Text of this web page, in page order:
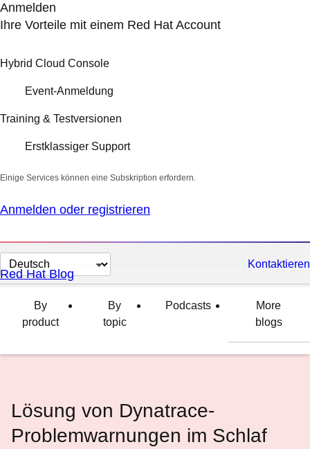
Anmelden
Ihre Vorteile mit einem Red Hat Account
Hybrid Cloud Console
Event-Anmeldung
Training & Testversionen
Erstklassiger Support
Einige Services können eine Subskription erfordern.
Anmelden oder registrieren
Sprache
auswählen
Kontaktieren
Red Hat Blog
By
product
By
topic
Podcasts
More
blogs
Lösung von Dynatrace-
Problemwarnungen im Schlaf